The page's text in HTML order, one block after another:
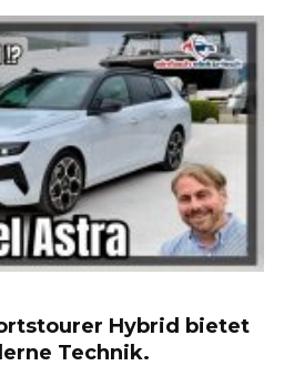
Hybrid bietet
Technik.